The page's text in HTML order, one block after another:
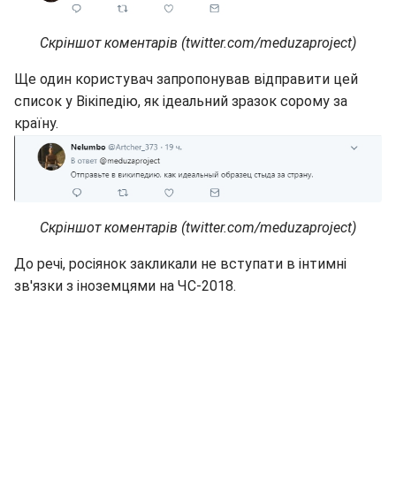
Скріншот коментарів (twitter.com/meduzaproject)
Ще один користувач запропонував відправити цей
список у Вікіпедію, як ідеальний зразок сорому за
країну.
Скріншот коментарів (twitter.com/meduzaproject)
До речі, росіянок закликали не вступати в інтимні
зв'язки з іноземцями на ЧС-2018.